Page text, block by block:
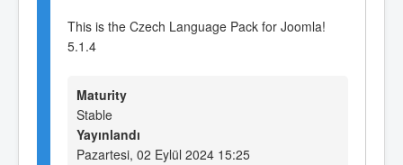
This is the Czech Language Pack for Joomla!
5.1.4
Maturity
Stable
Yayınlandı
Pazartesi, 02 Eylül 2024 15:25